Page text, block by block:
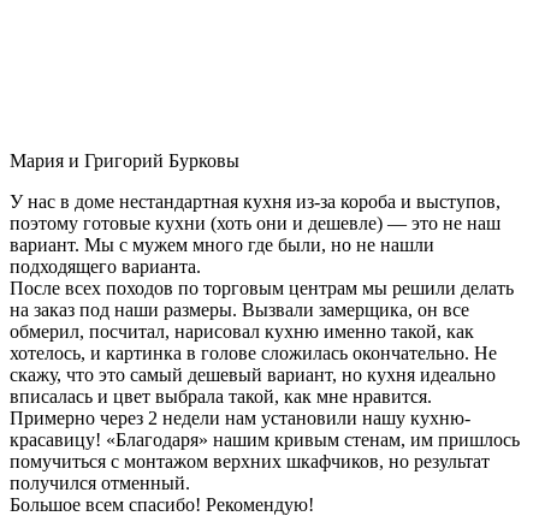
Мария и Григорий Бурковы
У нас в доме нестандартная кухня из-за короба и выступов,
поэтому готовые кухни (хоть они и дешевле) — это не наш
вариант. Мы с мужем много где были, но не нашли
подходящего варианта.
После всех походов по торговым центрам мы решили делать
на заказ под наши размеры. Вызвали замерщика, он все
обмерил, посчитал, нарисовал кухню именно такой, как
хотелось, и картинка в голове сложилась окончательно. Не
скажу, что это самый дешевый вариант, но кухня идеально
вписалась и цвет выбрала такой, как мне нравится.
Примерно через 2 недели нам установили нашу кухню-
красавицу! «Благодаря» нашим кривым стенам, им пришлось
помучиться с монтажом верхних шкафчиков, но результат
получился отменный.
Большое всем спасибо! Рекомендую!